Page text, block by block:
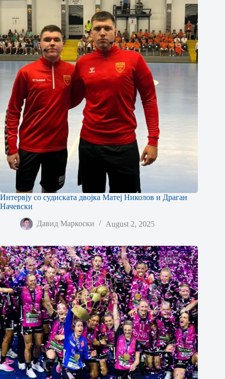
Интервју со судиската двојка Матеј Николов и Драган
Начевски
Давид Маркоски August 2, 2025